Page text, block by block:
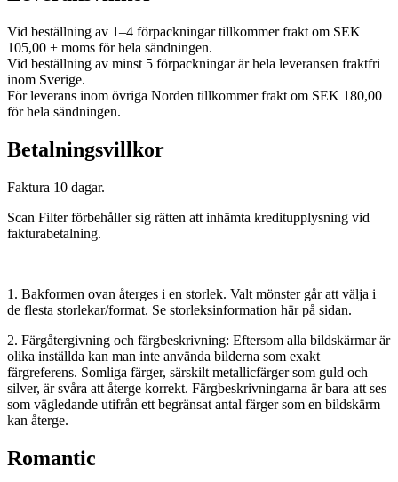
Vid beställning av 1–4 förpackningar tillkommer frakt om SEK
105,00 + moms för hela sändningen.
Vid beställning av minst 5 förpackningar är hela leveransen fraktfri
inom Sverige.
För leverans inom övriga Norden tillkommer frakt om SEK 180,00
för hela sändningen.
Betalningsvillkor
Faktura 10 dagar.
Scan Filter förbehåller sig rätten att inhämta kreditupplysning vid
fakturabetalning.
1. Bakformen ovan återges i en storlek. Valt mönster går att välja i
de flesta storlekar/format. Se storleksinformation här på sidan.
2. Färgåtergivning och färgbeskrivning: Eftersom alla bildskärmar är
olika inställda kan man inte använda bilderna som exakt
färgreferens. Somliga färger, särskilt metallicfärger som guld och
silver, är svåra att återge korrekt. Färgbeskrivningarna är bara att ses
som vägledande utifrån ett begränsat antal färger som en bildskärm
kan återge.
Romantic